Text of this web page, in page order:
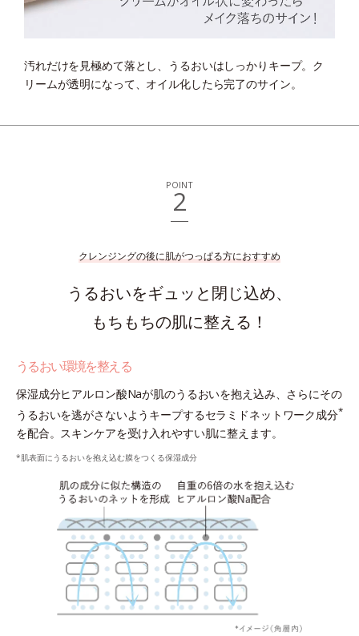
汚れだけを見極めて落とし、うるおいはしっかりキープ。 ク
リームが透明になって、オイル化したら完了のサイン。
POINT
2
クレンジングの後に肌がつっぱる方におすすめ
うるおいをギュッと閉じ込め、
もちもちの肌に整える！
うるおい環境を整える
保湿成分ヒアルロン酸Naが肌のうるおいを抱え込み、さらにその
うるおいを逃がさないようキープするセラミドネットワーク成分*
を配合。スキンケアを受け入れやすい肌に整えます。
*肌表面にうるおいを抱え込む膜をつくる保湿成分